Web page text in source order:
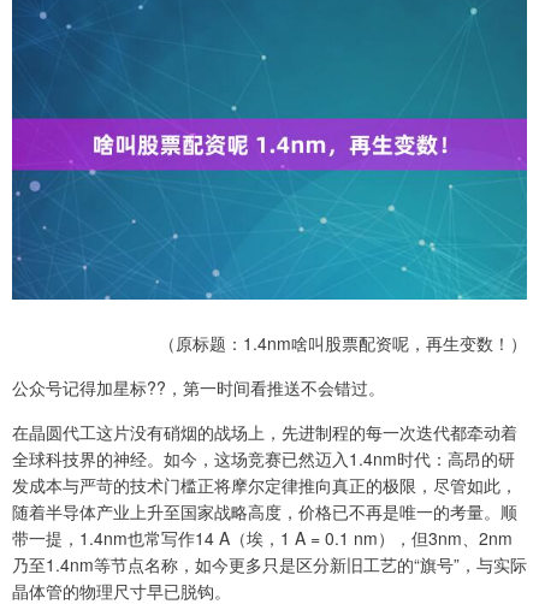
（原标题：1.4nm啥叫股票配资呢，再生变数！）
公众号记得加星标??，第一时间看推送不会错过。
在晶圆代工这片没有硝烟的战场上，先进制程的每一次迭代都牵动着
全球科技界的神经。如今，这场竞赛已然迈入1.4nm时代：高昂的研
发成本与严苛的技术门槛正将摩尔定律推向真正的极限，尽管如此，
随着半导体产业上升至国家战略高度，价格已不再是唯一的考量。顺
带一提，1.4nm也常写作14 A（埃，1 A = 0.1 nm），但3nm、2nm
乃至1.4nm等节点名称，如今更多只是区分新旧工艺的“旗号”，与实际
晶体管的物理尺寸早已脱钩。